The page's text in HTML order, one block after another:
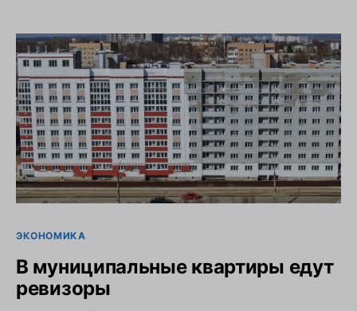
ЭКОНОМИКА
В муниципальные квартиры едут
ревизоры